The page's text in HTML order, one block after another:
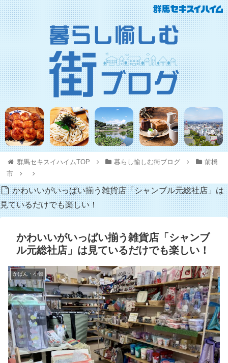
群馬セキスイハイムTOP 暮らし愉しむ街ブログ
前橋
市
かわいいがいっぱい揃う雑貨店「シャンブル元総社店」は
見ているだけでも楽しい！
かわいいがいっぱい揃う雑貨店「シャンブ
ル元総社店」は見ているだけでも楽しい！
かばん・小物